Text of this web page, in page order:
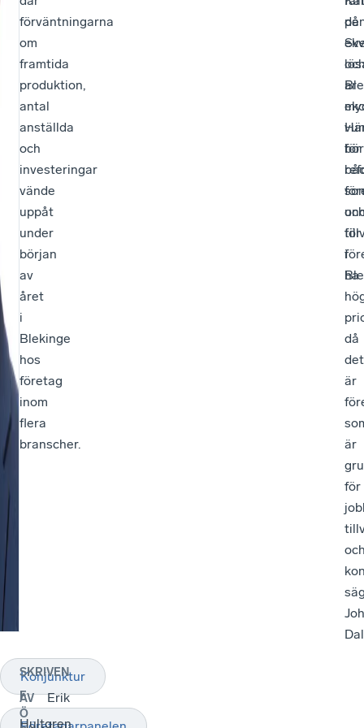
förväntningarna
om
framtida
produktion,
antal
anställda
och
investeringar
vände
uppåt
under
början
av
året
i
Blekinge
hos
företag
inom
flera
branscher.
är
för
i
på
bör
för
ha
då
det
är
är
för
Konjunktur
SKRIVEN
AV
Erik
Hultgren
F
Ö